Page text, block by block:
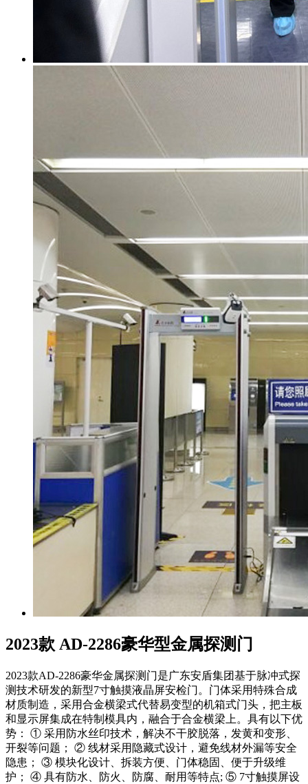
2023款 AD-2286豪华型金属探测门
2023款AD-2286豪华金属探测门是广东安盾集团基于脉冲式探
测技术研发的新型7寸触摸液晶屏安检门。门体采用特殊合成
材质制造，采用合金横梁式代替易变型的机箱式门头，把主板
和显示屏集成在特制模具内，融合于合金横梁上。具有以下优
势： ① 采用防水丝印技术，解决不干胶脱落，发黄和变形、
开裂等问题； ② 线材采用隐藏式设计，避免线材外漏等安全
隐患； ③ 模块化设计、拆装方便、门体稳固、便于升级维
护； ④ 具有防水、防火、防腐、耐用等特点; ⑤ 7寸触摸屏设